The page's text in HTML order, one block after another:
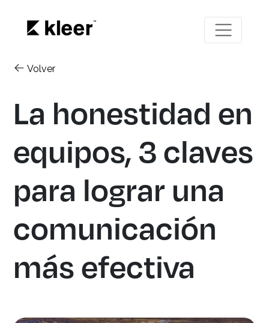
Volver
La honestidad en
equipos, 3 claves
para lograr una
comunicación
más efectiva